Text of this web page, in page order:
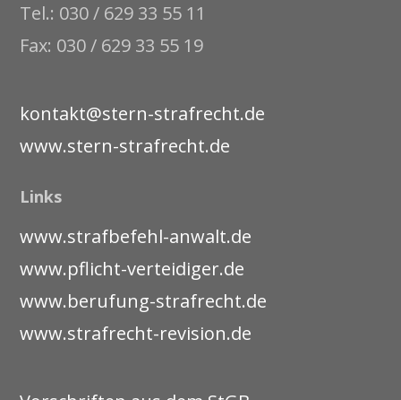
Tel.: 030 / 629 33 55 11
Fax: 030 / 629 33 55 19
kontakt@stern-strafrecht.de
www.stern-strafrecht.de
Links
www.strafbefehl-anwalt.de
www.pflicht-verteidiger.de
www.berufung-strafrecht.de
www.strafrecht-revision.de